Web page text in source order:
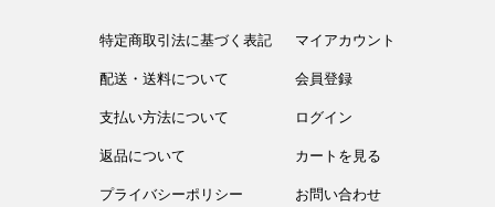
特定商取引法に基づく表記
配送・送料について
支払い方法について
返品について
プライバシーポリシー
マイアカウント
会員登録
ログイン
カートを見る
お問い合わせ